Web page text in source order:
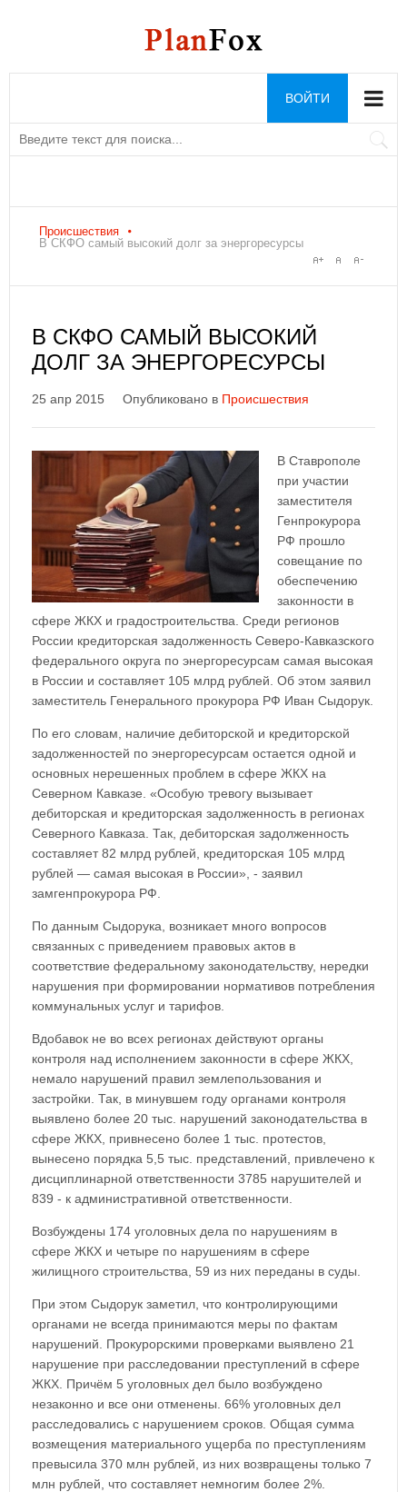
ВОЙТИ
Происшествия
В СКФО самый высокий долг за энергоресурсы
В СКФО САМЫЙ ВЫСОКИЙ
ДОЛГ ЗА ЭНЕРГОРЕСУРСЫ
25 апр 2015 Опубликовано в Происшествия
В Ставрополе
при участии
заместителя
Генпрокурора
РФ прошло
совещание по
обеспечению
законности в
сфере ЖКХ и градостроительства. Среди регионов
России кредиторская задолженность Северо-Кавказского
федерального округа по энергоресурсам самая высокая
в России и составляет 105 млрд рублей. Об этом заявил
заместитель Генерального прокурора РФ Иван Сыдорук.
По его словам, наличие дебиторской и кредиторской
задолженностей по энергоресурсам остается одной и
основных нерешенных проблем в сфере ЖКХ на
Северном Кавказе. «Особую тревогу вызывает
дебиторская и кредиторская задолженность в регионах
Северного Кавказа. Так, дебиторская задолженность
составляет 82 млрд рублей, кредиторская 105 млрд
рублей — самая высокая в России», - заявил
замгенпрокурора РФ.
По данным Сыдорука, возникает много вопросов
связанных с приведением правовых актов в
соответствие федеральному законодательству, нередки
нарушения при формировании нормативов потребления
коммунальных услуг и тарифов.
Вдобавок не во всех регионах действуют органы
контроля над исполнением законности в сфере ЖКХ,
немало нарушений правил землепользования и
застройки. Так, в минувшем году органами контроля
выявлено более 20 тыс. нарушений законодательства в
сфере ЖКХ, привнесено более 1 тыс. протестов,
вынесено порядка 5,5 тыс. представлений, привлечено к
дисциплинарной ответственности 3785 нарушителей и
839 - к административной ответственности.
Возбуждены 174 уголовных дела по нарушениям в
сфере ЖКХ и четыре по нарушениям в сфере
жилищного строительства, 59 из них переданы в суды.
При этом Сыдорук заметил, что контролирующими
органами не всегда принимаются меры по фактам
нарушений. Прокурорскими проверками выявлено 21
нарушение при расследовании преступлений в сфере
ЖКХ. Причём 5 уголовных дел было возбуждено
незаконно и все они отменены. 66% уголовных дел
расследовались с нарушением сроков. Общая сумма
возмещения материального ущерба по преступлениям
превысила 370 млн рублей, из них возвращены только 7
млн рублей, что составляет немногим более 2%.